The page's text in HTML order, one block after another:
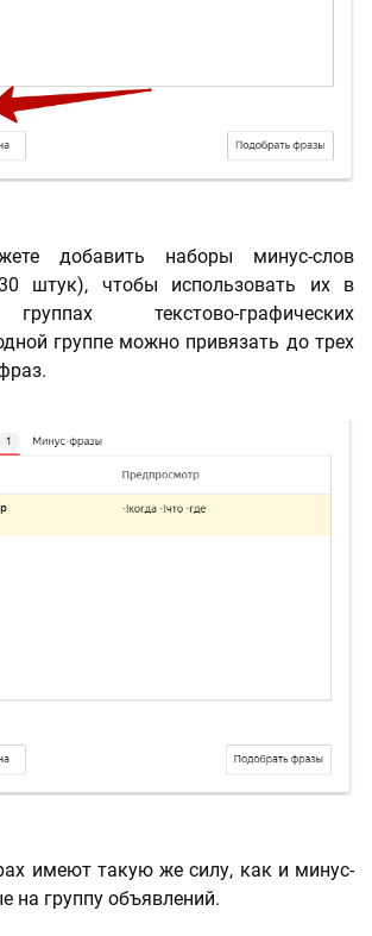
добавить наборы минус-слов
штук), чтобы использовать их в
текстово-графических
группе можно привязать до трех
имеют такую же силу, как и минус-
на группу объявлений.